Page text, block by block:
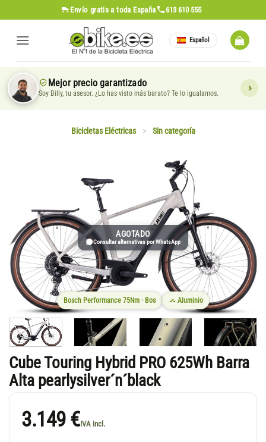
al
contenido
Envío gratis a toda España 613 610 555
Español
Mejor precio garantizado
Soy Billy, tu asesor. ¿Lo has visto más barato? Te lo igualamos.
Bicicletas Eléctricas > Sin categoría
AGOTADO
Consultar alternativas por WhatsApp
Bosch Performance 75Nm · Bos Aluminio
Cube Touring Hybrid PRO 625Wh Barra
Alta pearlysilver´n´black
3.149 €IVA incl.